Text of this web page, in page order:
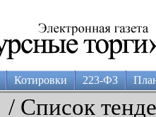
Котировки 223-ФЗ
/ Список